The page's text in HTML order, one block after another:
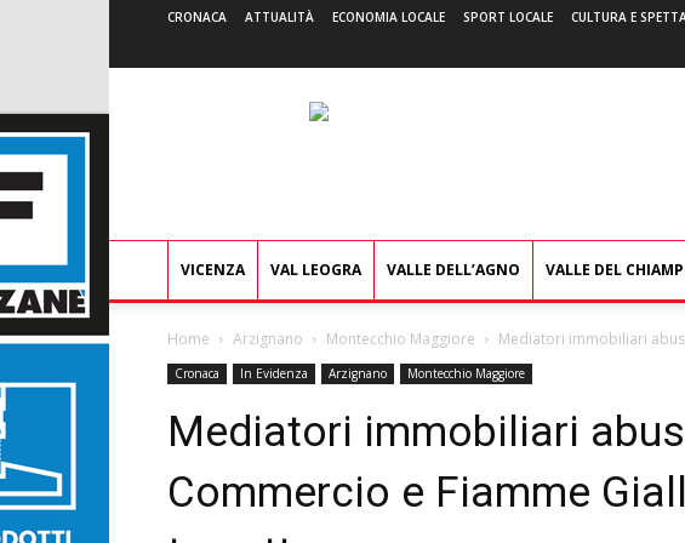
CRONACA ATTUALITÀ ECONOMIA LOCALE SPORT LOCALE CULTURA E
VICENZA VAL LEOGRA VALLE DELL’AGNO VALLE DEL
Home Arzignano Montecchio Maggiore Mediatori immobiliari
Cronaca In Evidenza Arzignano Montecchio Maggiore
Mediatori immobiliari
Commercio e Fiamme